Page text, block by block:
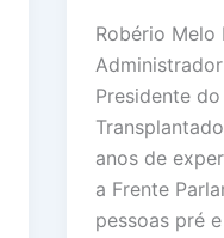
Robério
Presidente
anos de
a Frente
pessoas pré